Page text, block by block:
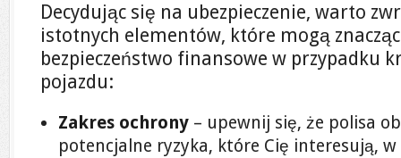
Decydując się na ubezpieczenie, warto
istotnych elementów, które mogą
bezpieczeństwo finansowe w przypadku
pojazdu:
Zakres ochrony – upewnij się, że polisa
potencjalne ryzyka, które Cię interesują,